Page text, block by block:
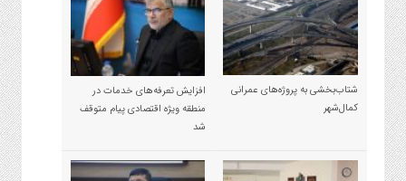
شتاب‌بخشی به پروژه‌های عمرانی
کمال‌شهر
افزایش تعرفه‌های خدمات در
منطقه ویژه اقتصادی پیام متوقف
شد